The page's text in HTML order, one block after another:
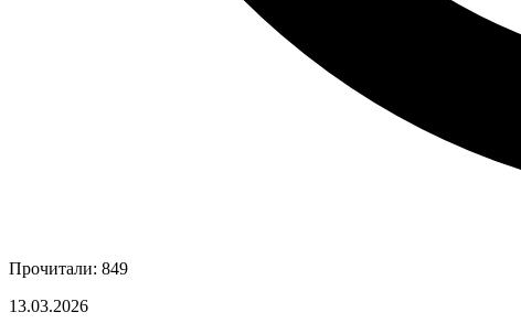
Прочитали: 849
13.03.2026